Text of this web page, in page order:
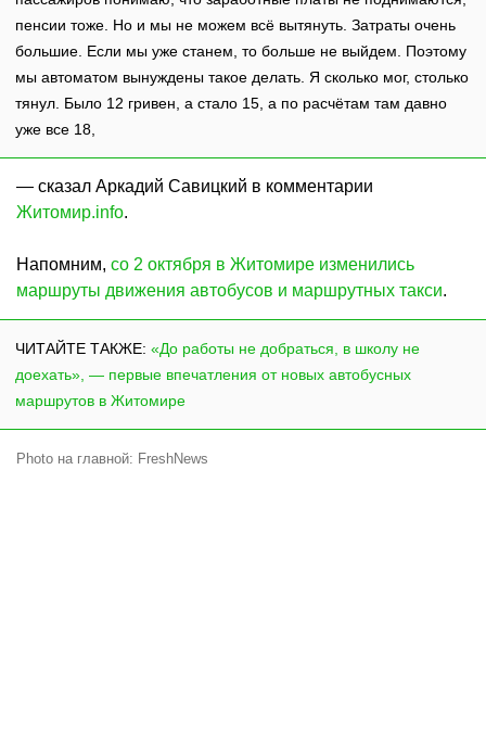
пенсии тоже. Но и мы не можем всё вытянуть. Затраты очень
большие. Если мы уже станем, то больше не выйдем. Поэтому
мы автоматом вынуждены такое делать. Я сколько мог, столько
тянул. Было 12 гривен, а стало 15, а по расчётам там давно
уже все 18,
— сказал Аркадий Савицкий в комментарии
Житомир.info.
Напомним, со 2 октября в Житомире изменились
маршруты движения автобусов и маршрутных такси.
ЧИТАЙТЕ ТАКЖЕ: «До работы не добраться, в школу не
доехать», — первые впечатления от новых автобусных
маршрутов в Житомире
Photo на главной: FreshNews